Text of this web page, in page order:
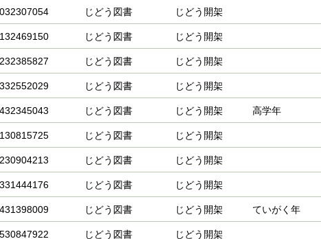
じどう図書 じどう開架
じどう図書 じどう開架
じどう図書 じどう開架
じどう図書 じどう開架
じどう図書 じどう開架 高学年
じどう図書 じどう開架
じどう図書 じどう開架
じどう図書 じどう開架
じどう図書 じどう開架 ていがく年
じどう図書 じどう開架